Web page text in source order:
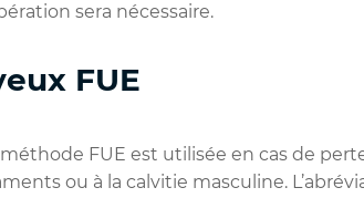
sera nécessaire.
FUE
FUE est utilisée en cas de
ou à la calvitie masculine.